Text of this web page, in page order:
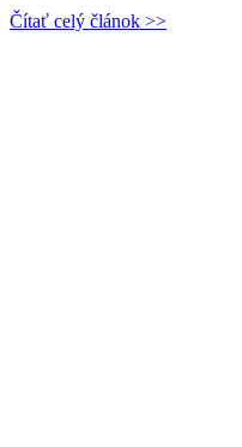
Čítať celý článok >>